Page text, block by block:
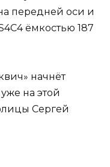
передней оси и
ёмкостью 187
начнёт
на этой
Сергей